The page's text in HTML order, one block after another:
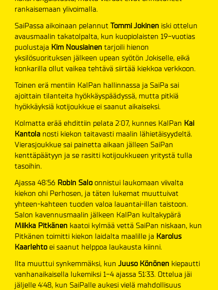
rankaisemaan ylivoimalla.
SaiPassa aikoinaan pelannut Tommi Jokinen iski ottelun
avausmaalin takatolpalta, kun kuopiolaisten 19-vuotias
puolustaja Kim Nousiainen tarjoili hienon
yksilösuorituksen jälkeen upean syötön Jokiselle, eikä
konkarilla ollut vaikea tehtävä siirtää kiekkoa verkkoon.
Toinen erä mentiin KalPan hallinnassa ja SaiPa sai
ajoittain tilanteita hyökkäyspäädyssä, mutta pitkiä
hyökkäyksiä kotijoukkue ei saanut aikaiseksi.
Kolmatta erää ehdittiin pelata 2:07, kunnes KalPan Kai
Kantola nosti kiekon taitavasti maalin lähietäisyydeltä.
Vierasjoukkue sai painetta aikaan jälleen SaiPan
kenttäpäätyyn ja se rasitti kotijoukkueen yritystä tulla
tasoihin.
Ajassa 48:56 Robin Salo onnistui laukomaan viivalta
kiekon ohi Perhosen, ja täten lukemat muuttuivat
yhteen-kahteen tuoden valoa lauantai-illan taistoon.
Salon kavennusmaalin jälkeen KalPan kultakypärä
Miikka Pitkänen kaatoi kylmää vettä SaiPan niskaan, kun
Pitkänen toimitti kiekon laidalta maalille ja Karolus
Kaarlehto ei saanut helppoa laukausta kiinni.
Ilta muuttui synkemmäksi, kun Juuso Könönen kiepautti
vanhanaikaisella lukemiksi 1-4 ajassa 51:33. Ottelua jäi
jäljelle 4:48, kun SaiPalle aukesi vielä mahdollisuus